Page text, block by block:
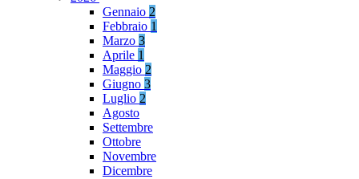
Gennaio 2
Febbraio 1
Marzo 3
Aprile 1
Maggio 2
Giugno 3
Luglio 2
Agosto
Settembre
Ottobre
Novembre
Dicembre